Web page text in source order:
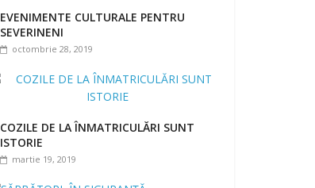
EVENIMENTE CULTURALE PENTRU
SEVERINENI
octombrie 28, 2019
COZILE DE LA ÎNMATRICULĂRI SUNT
ISTORIE
martie 19, 2019